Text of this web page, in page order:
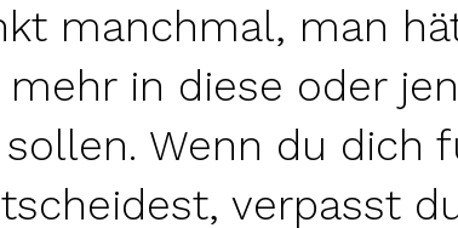
manchmal, man
in diese oder
Wenn du dich
verpasst